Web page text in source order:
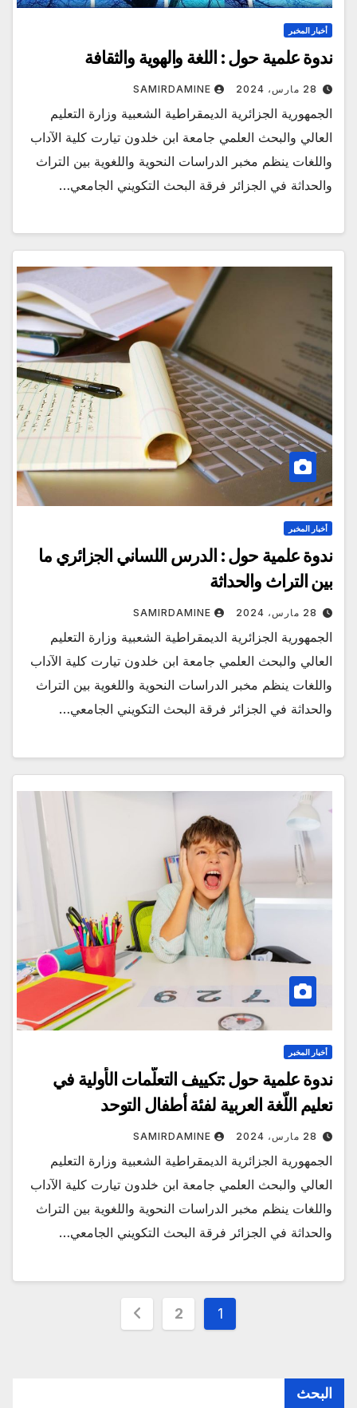
أخبار المخبر
ندوة علمية حول : اللغة والهوية والثقافة
28 مارس، 2024 SAMIRDAMINE
الجمهورية الجزائرية الديمقراطية الشعبية وزارة التعليم
العالي والبحث العلمي جامعة ابن خلدون تيارت كلية الآداب
واللغات ينظم مخبر الدراسات النحوية واللغوية بين التراث
والحداثة في الجزائر فرقة البحث التكويني الجامعي…
أخبار المخبر
ندوة علمية حول : الدرس اللساني الجزائري ما
بين التراث والحداثة
28 مارس، 2024 SAMIRDAMINE
الجمهورية الجزائرية الديمقراطية الشعبية وزارة التعليم
العالي والبحث العلمي جامعة ابن خلدون تيارت كلية الآداب
واللغات ينظم مخبر الدراسات النحوية واللغوية بين التراث
والحداثة في الجزائر فرقة البحث التكويني الجامعي…
أخبار المخبر
ندوة علمية حول :تكييف التعلّمات الأولية في
تعليم اللّغة العربية لفئة أطفال التوحد
28 مارس، 2024 SAMIRDAMINE
الجمهورية الجزائرية الديمقراطية الشعبية وزارة التعليم
العالي والبحث العلمي جامعة ابن خلدون تيارت كلية الآداب
واللغات ينظم مخبر الدراسات النحوية واللغوية بين التراث
والحداثة في الجزائر فرقة البحث التكويني الجامعي…
Posts
1
2
البحث